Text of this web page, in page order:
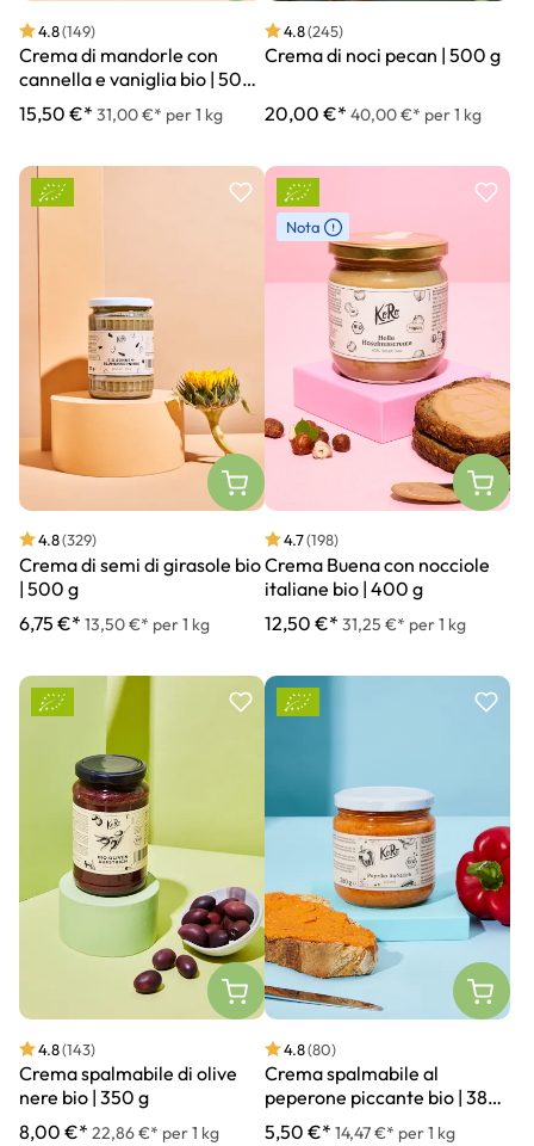
4.8(149)
Crema di mandorle con
cannella e vaniglia bio | 500
g
15,50 €* 31,00 €* per 1 kg
4.8(245)
Crema di noci pecan | 500 g
20,00 €* 40,00 €* per 1 kg
4.8(329)
Crema di semi di girasole bio
| 500 g
6,75 €* 13,50 €* per 1 kg
Nota
4.7(198)
Crema Buena con nocciole
italiane bio | 400 g
12,50 €* 31,25 €* per 1 kg
4.8(143)
Crema spalmabile di olive
nere bio | 350 g
8,00 €* 22,86 €* per 1 kg
4.8(80)
Crema spalmabile al
peperone piccante bio | 380
g
5,50 €* 14,47 €* per 1 kg